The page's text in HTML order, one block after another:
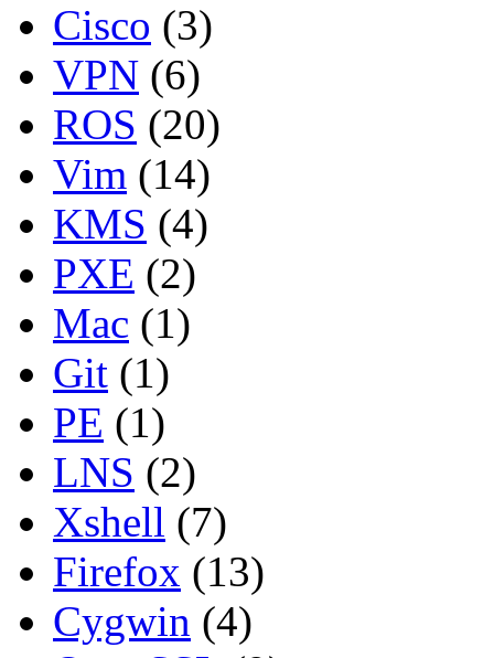
Cisco (3)
VPN (6)
ROS (20)
Vim (14)
KMS (4)
PXE (2)
Mac (1)
Git (1)
PE (1)
LNS (2)
Xshell (7)
Firefox (13)
Cygwin (4)